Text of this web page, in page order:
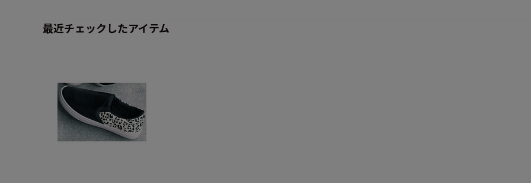
最近チェックしたアイテム